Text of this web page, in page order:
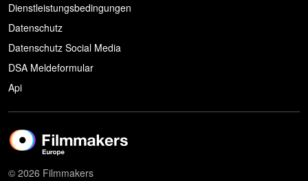
Dienstleistungsbedingungen
Datenschutz
Datenschutz Social Media
DSA Meldeformular
Api
© 2026 Filmmakers